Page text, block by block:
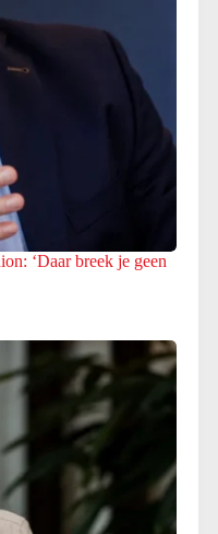
‘Daar breek je geen